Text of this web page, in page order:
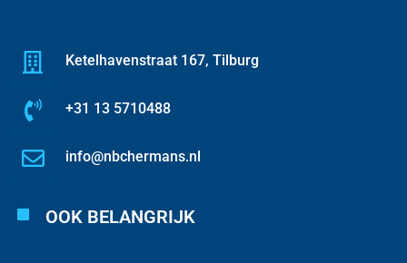
Ketelhavenstraat 167, Tilburg
+31 13 5710488
info@nbchermans.nl
OOK BELANGRIJK